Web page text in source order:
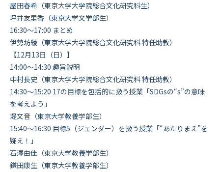
屋田春希（東京大学大学院総合文化研究科生）
坪井友里香（東京大学文学部生）
16:30～17:00 まとめ
伊勢坊綾（東京大学大学院総合文化研究科 特任助教）
【12月13日（日）】
14:00～14:30 趣旨説明
中村長史（東京大学大学院総合文化研究科 特任助教）
14:30～15:20 17の目標を包括的に扱う授業「SDGsの“s”の意味
を考えよう」
堤文音（東京大学教養学部生）
15:40～16:30 目標5（ジェンダー）を扱う授業「“あたりまえ”を
疑え！」
石澤由佳（東京大学教養学部生）
鎌田康生（東京大学教養学部生）